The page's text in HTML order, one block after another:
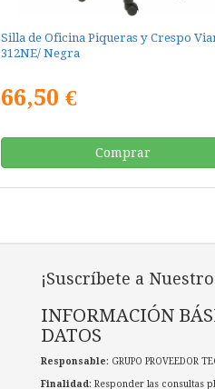
Silla de Oficina Piqueras y Crespo
312NE/ Negra
66,50 €
Comprar
¡Suscríbete a
INFORMACIÓN
DATOS
Responsable: GRUPO PROVEEDOR
Finalidad: Responder las consultas